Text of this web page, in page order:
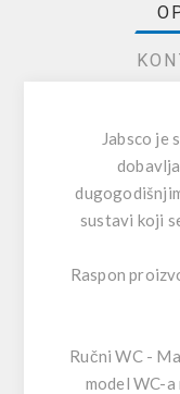
Jabsco je
sustavi koji
Raspon
Ručni WC -
model WC-